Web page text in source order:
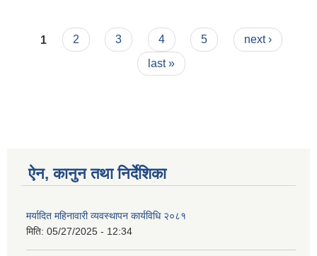
Pages
1 2 3 4 5
next ›
last »
ऐन, कानुन तथा निर्देशिका
मर्यादित महिनावारी व्यवस्थापन कार्यविधि २०८१
मिति: 05/27/2025 - 12:34